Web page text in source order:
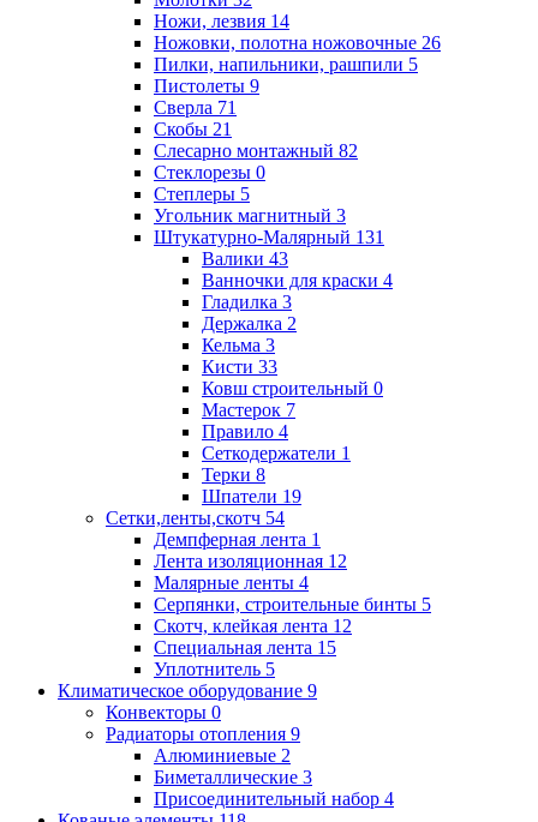
Ножи, лезвия 14
Ножовки, полотна ножовочные 26
Пилки, напильники, рашпили 5
Пистолеты 9
Сверла 71
Скобы 21
Слесарно монтажный 82
Стеклорезы 0
Степлеры 5
Угольник магнитный 3
Штукатурно-Малярный 131
Валики 43
Ванночки для краски 4
Гладилка 3
Держалка 2
Кельма 3
Кисти 33
Ковш строительный 0
Мастерок 7
Правило 4
Сеткодержатели 1
Терки 8
Шпатели 19
Сетки,ленты,скотч 54
Демпферная лента 1
Лента изоляционная 12
Малярные ленты 4
Серпянки, строительные бинты 5
Скотч, клейкая лента 12
Специальная лента 15
Уплотнитель 5
Климатическое оборудование 9
Конвекторы 0
Радиаторы отопления 9
Алюминиевые 2
Биметаллические 3
Присоединительный набор 4